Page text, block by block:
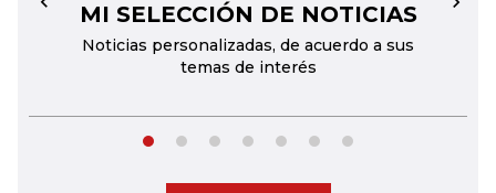
MI SELECCIÓN DE NOTICIAS
Noticias personalizadas, de acuerdo a sus
temas de interés
← →